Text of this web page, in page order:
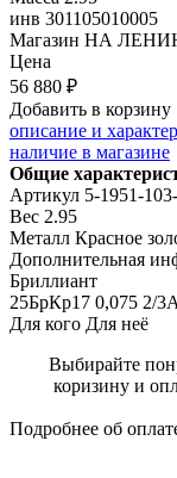
инв 301105010005
Магазин НА
Цена
56 880 ₽
Добавить в корзину
описание и
наличие в магазине
Общие
Артикул 5-1951-
Вес 2.95
Металл Красное
Дополнительная
Бриллиант
25БрКр17 0,075 2/3А
Для кого Для неё
Выбирайте
коризину и
Подробнее об